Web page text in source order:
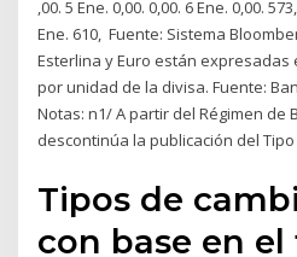
,00. 5 Ene. 0,00. 0,00. 6 Ene. 0,00.
Ene. 610, Fuente: Sistema
Esterlina y Euro están expresadas
por unidad de la divisa. Fuente:
Notas: n1/ A partir del Régimen de
descontinúa la publicación del
Tipos de
con base en